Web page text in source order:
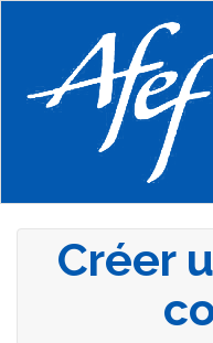
principal
Créer